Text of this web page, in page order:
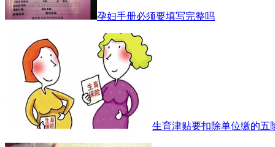
孕妇手册必须要填写完整吗
生育津贴要扣除单位缴的五